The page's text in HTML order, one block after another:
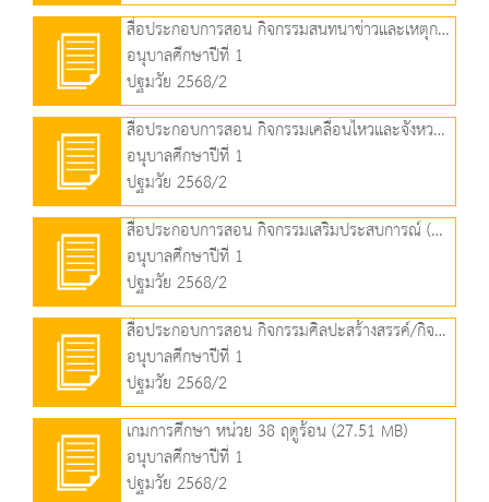
สื่อประกอบการสอน กิจกรรมสนทนาข่าวและเหตุการณ์ (662.88 KB)
อนุบาลศึกษาปีที่ 1
ปฐมวัย 2568/2
สื่อประกอบการสอน กิจกรรมเคลื่อนไหวและจังหวะ (702.50 KB)
อนุบาลศึกษาปีที่ 1
ปฐมวัย 2568/2
สื่อประกอบการสอน กิจกรรมเสริมประสบการณ์ (2.47 MB)
อนุบาลศึกษาปีที่ 1
ปฐมวัย 2568/2
สื่อประกอบการสอน กิจกรรมศิลปะสร้างสรรค์/กิจกรรมเล่นตามมุม (1.37 MB)
อนุบาลศึกษาปีที่ 1
ปฐมวัย 2568/2
เกมการศึกษา หน่วย 38 ฤดูร้อน (27.51 MB)
อนุบาลศึกษาปีที่ 1
ปฐมวัย 2568/2